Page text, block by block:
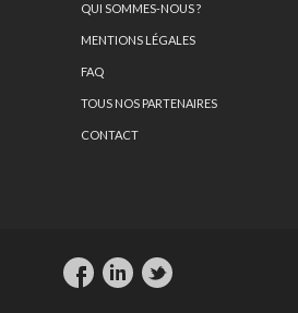
QUI SOMMES-NOUS ?
MENTIONS LÉGALES
FAQ
TOUS NOS PARTENAIRES
CONTACT